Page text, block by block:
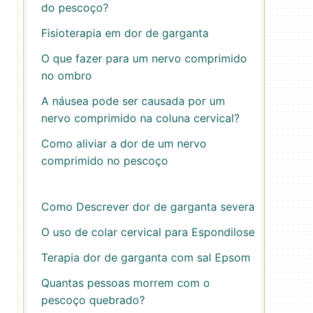
do pescoço?
Fisioterapia em dor de garganta
O que fazer para um nervo comprimido
no ombro
A náusea pode ser causada por um
nervo comprimido na coluna cervical?
Como aliviar a dor de um nervo
comprimido no pescoço
Como Descrever dor de garganta severa
O uso de colar cervical para Espondilose
Terapia dor de garganta com sal Epsom
Quantas pessoas morrem com o
pescoço quebrado?